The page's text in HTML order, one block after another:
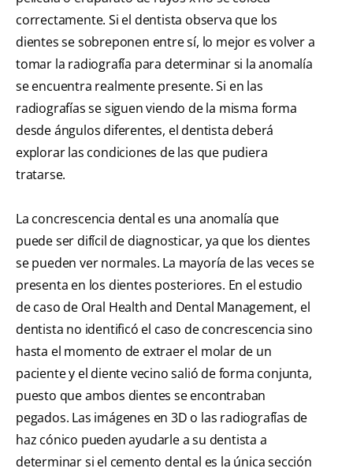
correctamente. Si el dentista observa que los
dientes se sobreponen entre sí, lo mejor es volver a
tomar la radiografía para determinar si la anomalía
se encuentra realmente presente. Si en las
radiografías se siguen viendo de la misma forma
desde ángulos diferentes, el dentista deberá
explorar las condiciones de las que pudiera
tratarse.
La concrescencia dental es una anomalía que
puede ser difícil de diagnosticar, ya que los dientes
se pueden ver normales. La mayoría de las veces se
presenta en los dientes posteriores. En el estudio
de caso de Oral Health and Dental Management, el
dentista no identificó el caso de concrescencia sino
hasta el momento de extraer el molar de un
paciente y el diente vecino salió de forma conjunta,
puesto que ambos dientes se encontraban
pegados. Las imágenes en 3D o las radiografías de
haz cónico pueden ayudarle a su dentista a
determinar si el cemento dental es la única sección